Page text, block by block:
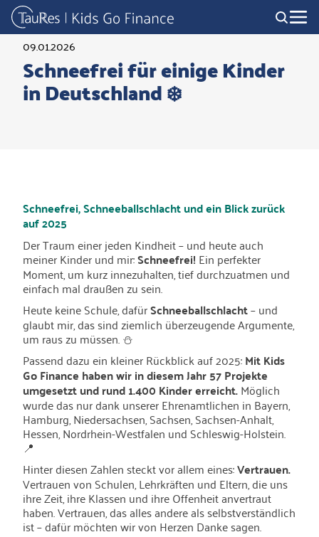
09.01.2026
Schneefrei für einige Kinder
in Deutschland ❄️
Schneefrei, Schneeballschlacht und ein Blick zurück
auf 2025
Der Traum einer jeden Kindheit – und heute auch
meiner Kinder und mir:Schneefrei! Ein perfekter
Moment, um kurz innezuhalten, tief durchzuatmen und
einfach mal draußen zu sein.
Heute keine Schule, dafürSchneeballschlacht– und
glaubt mir, das sind ziemlich überzeugende Argumente,
um raus zu müssen. ⛄
Passend dazu ein kleiner Rückblick auf 2025:Mit Kids
Go Finance haben wir in diesem Jahr 57 Projekte
umgesetzt und rund 1.400 Kinder erreicht.Möglich
wurde das nur dank unserer Ehrenamtlichen in Bayern,
Hamburg, Niedersachsen, Sachsen, Sachsen-Anhalt,
Hessen, Nordrhein-Westfalen und Schleswig-Holstein.
📍
Hinter diesen Zahlen steckt vor allem eines:Vertrauen.
Vertrauen von Schulen, Lehrkräften und Eltern, die uns
ihre Zeit, ihre Klassen und ihre Offenheit anvertraut
haben. Vertrauen, das alles andere als selbstverständlich
ist – dafür möchten wir von Herzen Danke sagen.